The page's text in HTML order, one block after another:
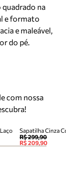
na
e formato
e maleável,
do pé.
com nossa
Sapatilha Cinza
R$ 299,90
R$ 209,90